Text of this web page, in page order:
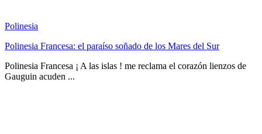
Polinesia
Polinesia Francesa: el paraíso soñado de los Mares del Sur
Polinesia Francesa ¡ A las islas ! me reclama el corazón lienzos de
Gauguin acuden ...